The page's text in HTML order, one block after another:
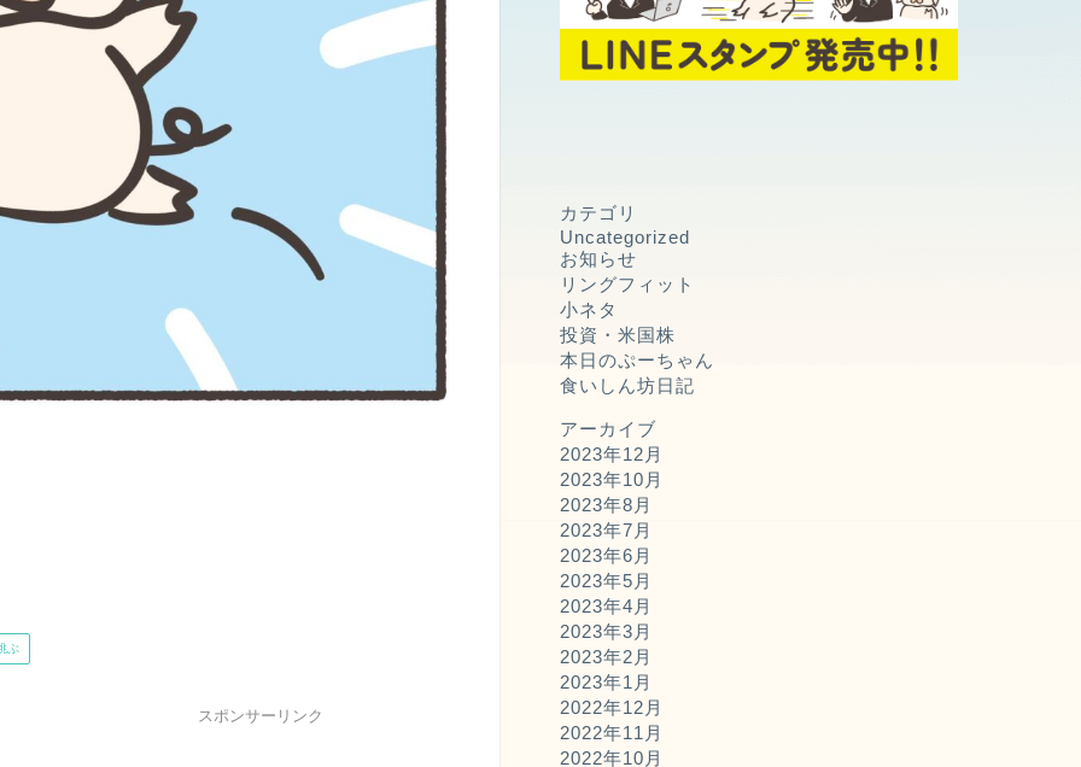
ぶ
スポンサーリンク
カテゴリ
Uncategorized
お知らせ
リングフィット
小ネタ
投資・米国株
本日のぷーちゃん
食いしん坊日記
アーカイブ
2023年12月
2023年10月
2023年8月
2023年7月
2023年6月
2023年5月
2023年4月
2023年3月
2023年2月
2023年1月
2022年12月
2022年11月
2022年10月